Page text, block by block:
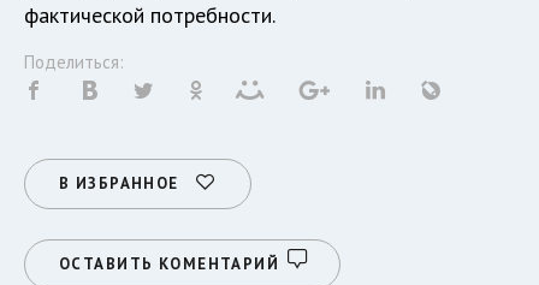
фактической потребности.
Поделиться:
В ИЗБРАННОЕ
ОСТАВИТЬ КОМЕНТАРИЙ